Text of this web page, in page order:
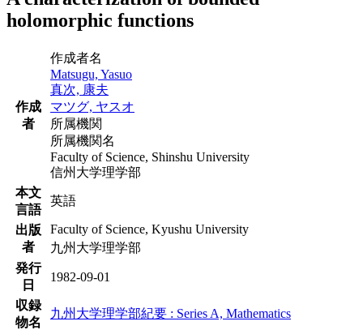
holomorphic functions
作成
者
作成者名
Matsugu, Yasuo
真次, 康夫
マツグ, ヤスオ
所属機関
所属機関名
Faculty of Science, Shinshu University
信州大学理学部
本文
言語
英語
出版
者
Faculty of Science, Kyushu University
九州大学理学部
発行
日
1982-09-01
収録
物名
九州大学理学部紀要 : Series A, Mathematics